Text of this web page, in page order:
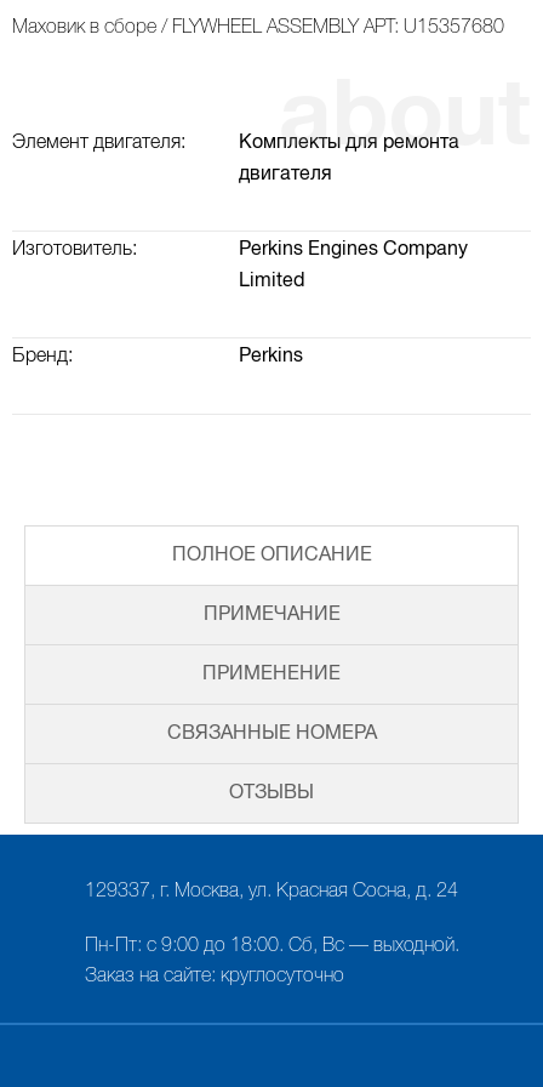
Маховик в сборе / FLYWHEEL ASSEMBLY АРТ: U15357680
Элемент двигателя:
Комплекты для ремонта
двигателя
Изготовитель:
Perkins Engines Company
Limited
Бренд: Perkins
ПОЛНОЕ ОПИСАНИЕ
ПРИМЕЧАНИЕ
ПРИМЕНЕНИЕ
СВЯЗАННЫЕ НОМЕРА
ОТЗЫВЫ
129337, г. Москва, ул. Красная Сосна, д. 24
Пн-Пт: с 9:00 до 18:00. Сб, Вс — выходной.
Заказ на сайте: круглосуточно